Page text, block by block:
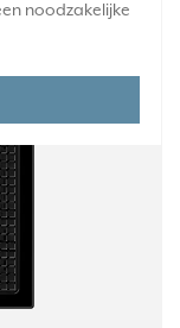
noodzakelijke
zwart (LSM